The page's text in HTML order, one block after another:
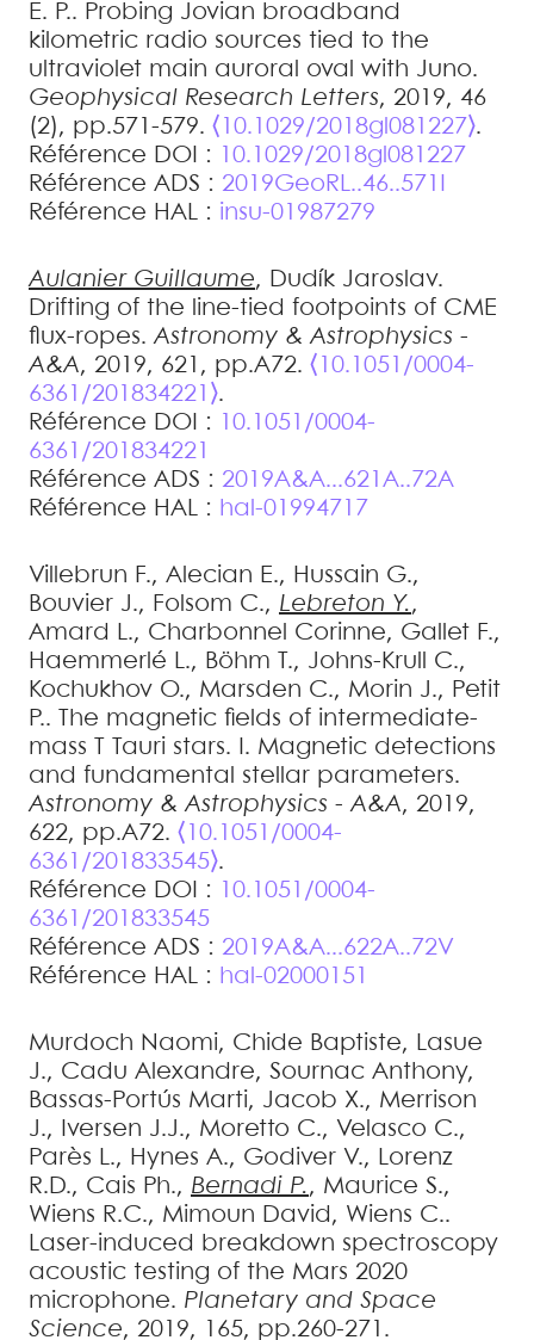
E. P.. Probing Jovian broadband
kilometric radio sources tied to the
ultraviolet main auroral oval with Juno.
Geophysical Research Letters, 2019, 46
(2), pp.571-579. ⟨10.1029/2018gl081227⟩.
Référence DOI :
10.1029/2018gl081227
Référence ADS : 2019GeoRL..46..571I
Référence HAL : insu-01987279
Aulanier Guillaume, Dudík Jaroslav.
Drifting of the line-tied footpoints of CME
flux-ropes.Astronomy & Astrophysics -
A&A, 2019, 621, pp.A72. ⟨10.1051/0004-
6361/201834221⟩.
Référence DOI :
10.1051/0004-
6361/201834221
Référence ADS : 2019A&A...621A..72A
Référence HAL : hal-01994717
Villebrun F., Alecian E., Hussain G.,
Bouvier J., Folsom C., Lebreton Y.,
Amard
L., Charbonnel Corinne, Gallet F.,
Haemmerlé L., Böhm T., Johns-Krull C.,
Kochukhov O., Marsden C., Morin J., Petit
P..
The magnetic fields of intermediate-
mass T Tauri stars. I. Magnetic detections
and fundamental stellar parameters.
Astronomy & Astrophysics - A&A, 2019,
622, pp.A72. ⟨10.1051/0004-
6361/201833545⟩.
Référence DOI :
10.1051/0004-
6361/201833545
Référence ADS : 2019A&A...622A..72V
Référence HAL : hal-02000151
Murdoch Naomi, Chide Baptiste, Lasue
J., Cadu Alexandre, Sournac Anthony,
Bassas-Portús Marti, Jacob X., Merrison
J., Iversen J.J., Moretto C., Velasco C.,
Parès L., Hynes A., Godiver V., Lorenz
R.D., Cais Ph., Bernadi P., Maurice S.,
Wiens R.C., Mimoun David , Wiens C..
Laser-induced breakdown spectroscopy
acoustic testing of the Mars 2020
microphone. Planetary and Space
Science, 2019, 165, pp.260-271.